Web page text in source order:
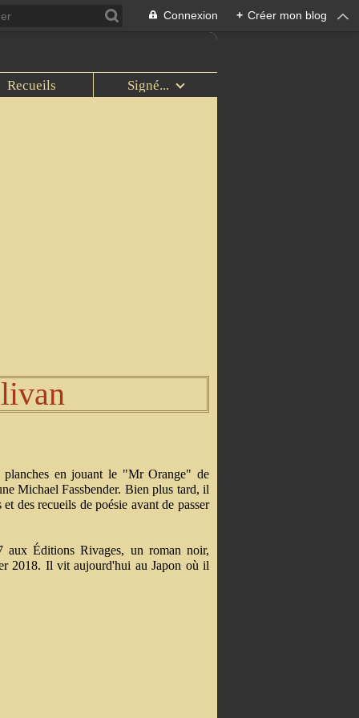
Connexion + Créer mon blog
Recueils Signé...
en jouant le "Mr Orange" de
Michael Fassbender. Bien plus tard, il
des recueils de poésie avant de passer
Éditions Rivages, un roman noir,
2018. Il vit aujourd'hui au Japon où il